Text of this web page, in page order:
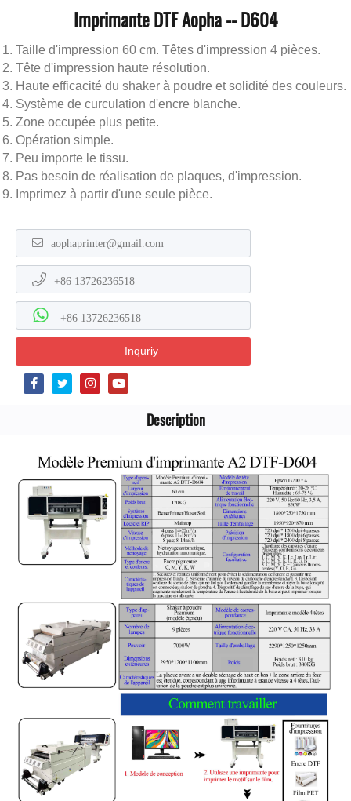
Imprimante DTF Aopha -- D604
Taille d'impression 60 cm. Têtes d'impression 4 pièces.
Tête d'impression haute résolution.
Haute efficacité du shaker à poudre et solidité des couleurs.
Système de curculation d'encre blanche.
Zone occupée plus petite.
Opération simple.
Peu importe le tissu.
Pas besoin de réalisation de plaques, d'impression.
Imprimez à partir d'une seule pièce.
aophaprinter@gmail.com
+86 13726236518
+86 13726236518
Inquriy
Description